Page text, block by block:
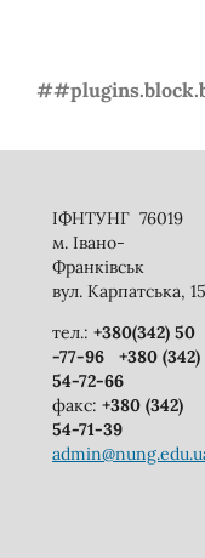
ІФНТУНГ 76019
м. Івано-
Франківськ
вул. Карпатська, 15
тел.: +380(342) 50
-77-96
+380 (342)
54-72-66
факс: +380 (342)
54-71-39